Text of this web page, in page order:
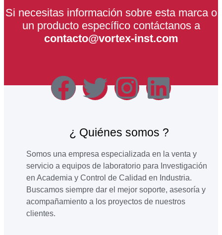
Si necesitas información sobre esta marca o
un producto específico contáctanos a
contacto@vortex-inst.com
¿ Quiénes somos ?
Somos una empresa especializada en la venta y
servicio a equipos de laboratorio para Investigación
en Academia y Control de Calidad en Industria.
Buscamos siempre dar el mejor soporte, asesoría y
acompañamiento a los proyectos de nuestros
clientes.